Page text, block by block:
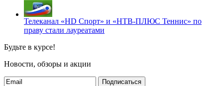
Телеканал «HD Спорт» и «НТВ-ПЛЮС Теннис» по
праву стали лауреатами
Будьте в курсе!
Новости, обзоры и акции
Подписаться